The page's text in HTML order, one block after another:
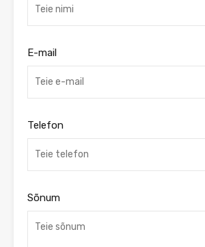
E-mail
Telefon
Sõnum